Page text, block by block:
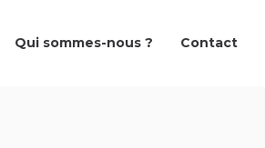
Qui sommes-nous ? Contact